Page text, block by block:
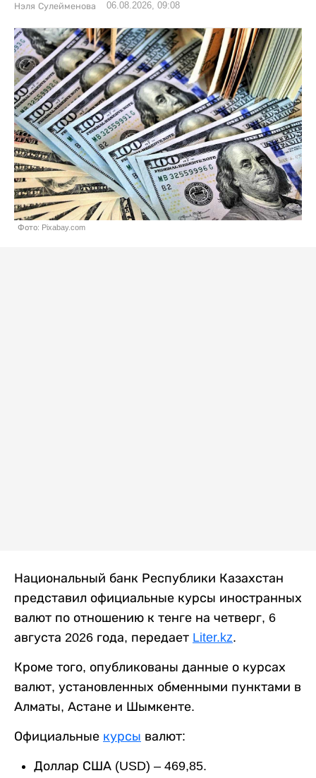
Нэля Сулейменова 06.08.2026, 09:08
Фото: Pixabay.com
Национальный банк Республики Казахстан
представил официальные курсы иностранных
валют по отношению к тенге на четверг, 6
августа 2026 года, передает Liter.kz.
Кроме того, опубликованы данные о курсах
валют, установленных обменными пунктами в
Алматы, Астане и Шымкенте.
Официальные курсы валют:
Доллар США (USD) – 469,85.